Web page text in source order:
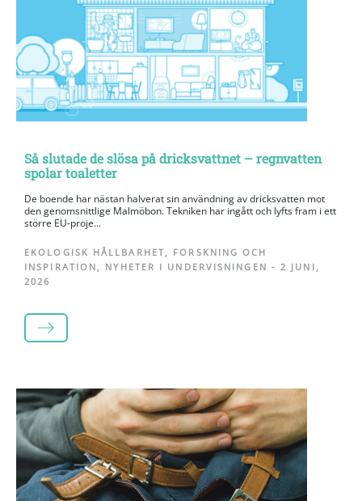
Så slutade de slösa på dricksvattnet – regnvatten
spolar toaletter
De boende har nästan halverat sin användning av dricksvatten mot
den genomsnittlige Malmöbon. Tekniken har ingått och lyfts fram i ett
större EU-proje...
EKOLOGISK HÅLLBARHET, FORSKNING OCH
INSPIRATION , NYHETER I UNDERVISNINGEN -2 JUNI,
2026
LÄS MER